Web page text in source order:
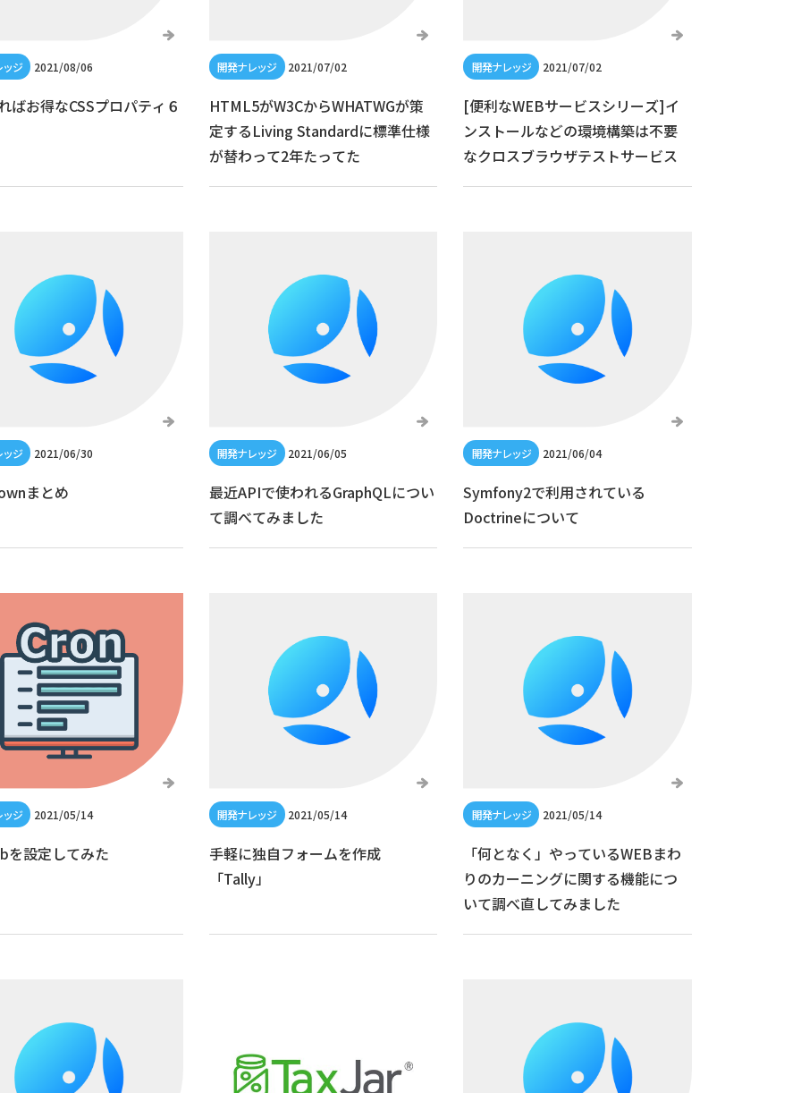
2021/08/06
ばお得なCSSプロパティ６
2021/07/02
HTML5がW3CからWHATWGが策
定するLiving Standardに標準仕様
が替わって2年たってた
2021/07/02
[便利なWEBサービスシリーズ]イ
ンストールなどの環境構築は不要
なクロスブラウザテストサービス
2021/06/30
まとめ
2021/06/05
最近APIで使われるGraphQLについ
て調べてみました
2021/06/04
Symfony2で利用されている
Doctrineについて
2021/05/14
を設定してみた
2021/05/14
手軽に独自フォームを作成
「Tally」
2021/05/14
「何となく」やっているWEBまわ
りのカーニングに関する機能につ
いて調べ直してみました